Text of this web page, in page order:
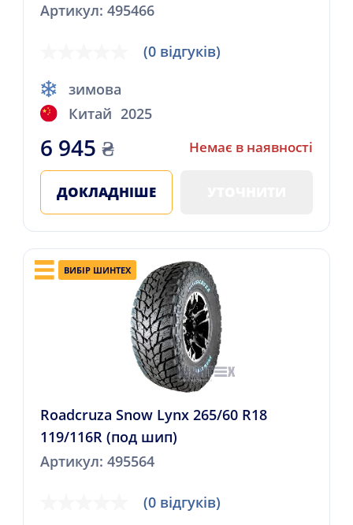
Артикул: 495466
(0 відгуків)
зимова
Китай 2025
6 945 ₴ Немає в наявності
ДОКЛАДНІШЕ
ВИБІР ШИНТЕХ
Roadcruza Snow Lynx 265/60 R18
119/116R (под шип)
Артикул: 495564
(0 відгуків)